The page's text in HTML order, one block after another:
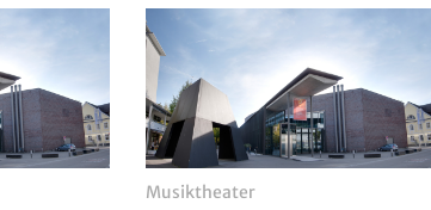
Musiktheater